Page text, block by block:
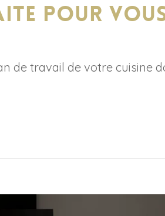
pour
de travail de votre cuisine